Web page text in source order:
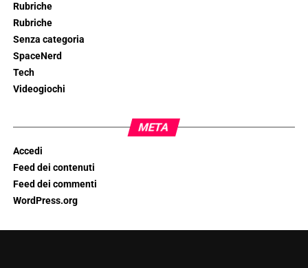
Rubriche
Rubriche
Senza categoria
SpaceNerd
Tech
Videogiochi
META
Accedi
Feed dei contenuti
Feed dei commenti
WordPress.org